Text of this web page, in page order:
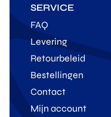
SERVICE
FAQ
Levering
Retourbeleid
Bestellingen
Contact
Mijn account